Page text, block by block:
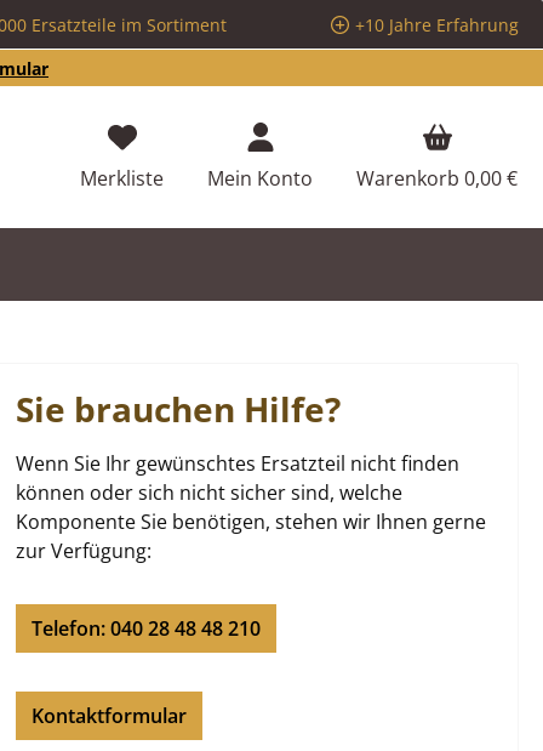
Ersatzteile im Sortiment
+10 Jahre Erfahrung
MerklisteDu hast 0 Produkte auf dem Merkzettel
Mein Konto Warenkorb 0,00 €
Sie brauchen Hilfe?
Wenn Sie Ihr gewünschtes Ersatzteil nicht finden
können oder sich nicht sicher sind, welche
Komponente Sie benötigen, stehen wir Ihnen gerne
zur Verfügung:
Telefon: 040 28 48 48 210
Kontaktformular